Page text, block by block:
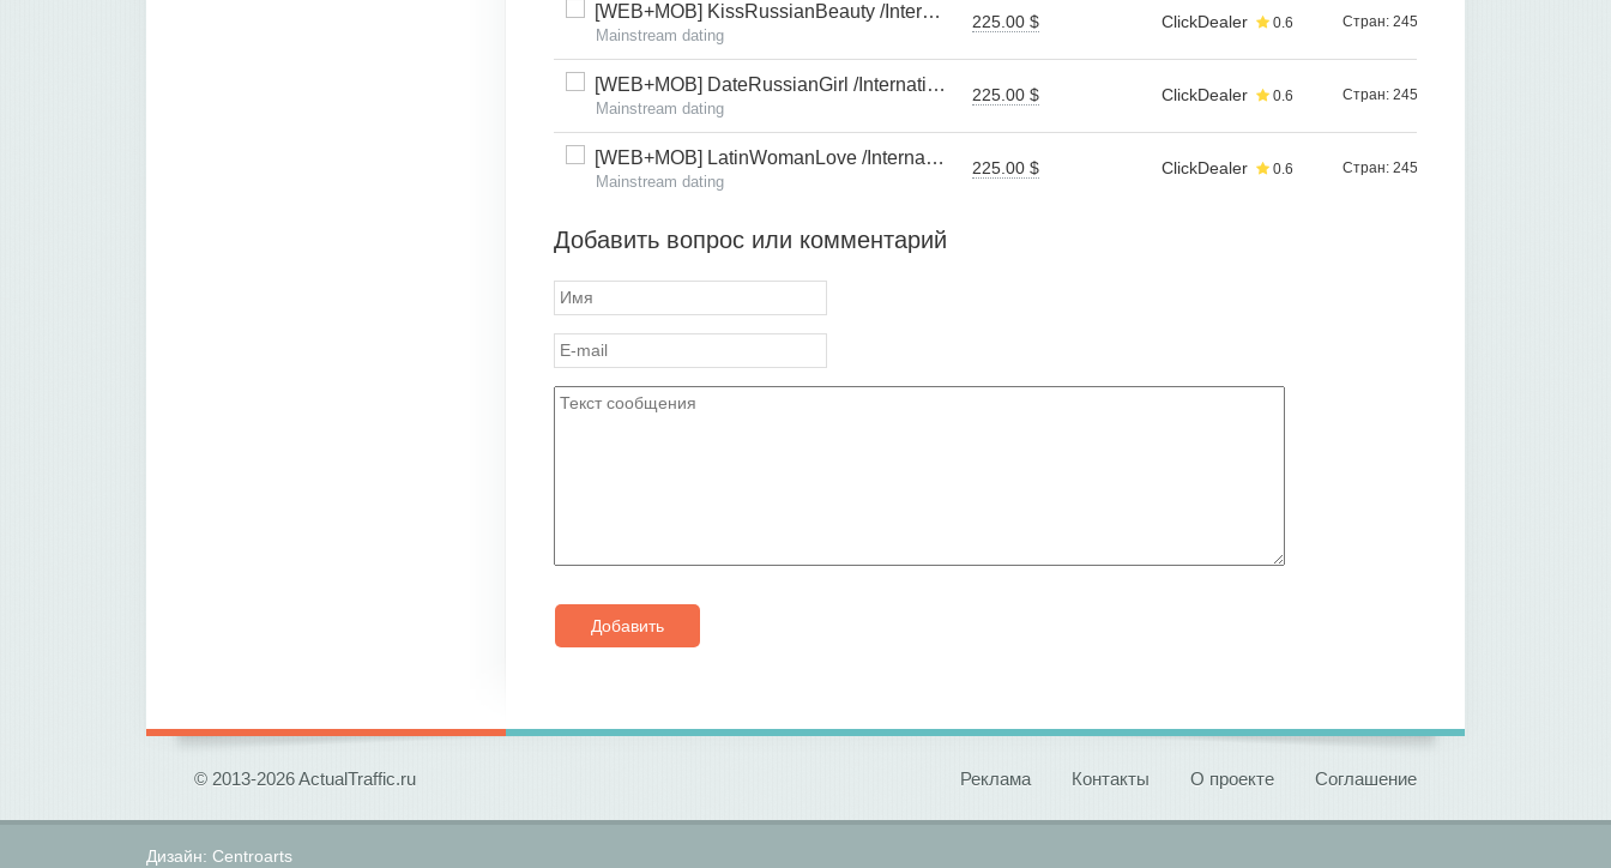
[WEB+MOB] KissRussianBeauty /International
Mainstream dating
225.00 $ ClickDealer 0.6 Стран: 245
[WEB+MOB] DateRussianGirl /International
Mainstream dating
225.00 $ ClickDealer 0.6 Стран: 245
[WEB+MOB] LatinWomanLove /International
Mainstream dating
225.00 $ ClickDealer 0.6 Стран: 245
Добавить вопрос или комментарий
Добавить
Реклама Контакты О проекте Соглашение
© 2013-2026 ActualTraffic.ru
Дизайн: Centroarts